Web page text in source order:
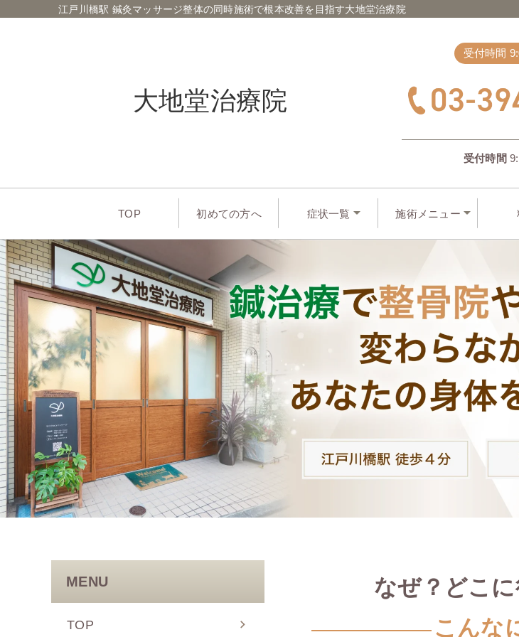
江戸川橋駅 鍼灸マッサージ整体の同時施術で根本改善を目指す大地堂治療院
大地堂治療院
受付時間
受付時間
TOP 初めての方へ 症状一覧 施術メニュー
なぜ？どこ
こんな
MENU
TOP